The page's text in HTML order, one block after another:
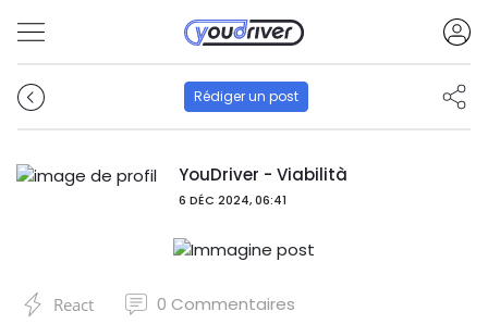
Rédiger un post
YouDriver - Viabilità
6 DÉC 2024, 06:41
React 0 Commentaires